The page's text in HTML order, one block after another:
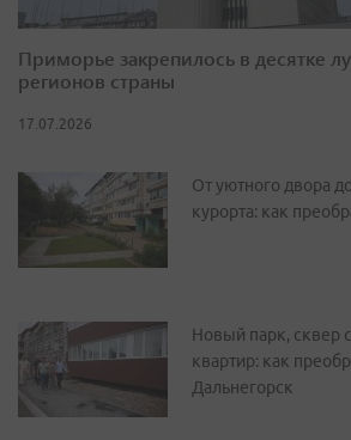
Приморье закрепилось в десятке
регионов страны
17.07.2026
От уютного двора
курорта: как
Новый парк, сквер
квартир: как
Дальнегорск